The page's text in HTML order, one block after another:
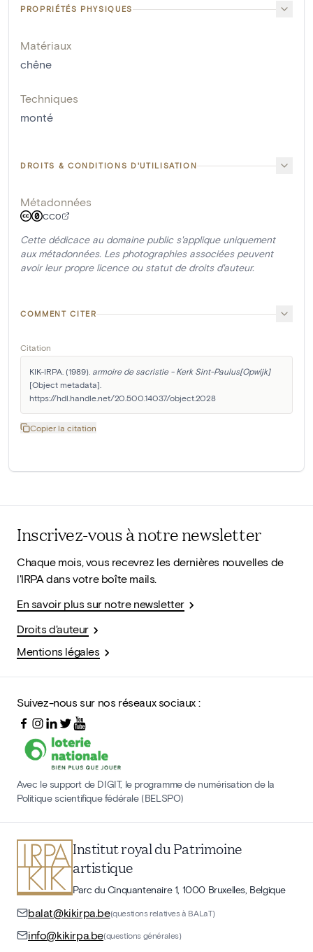
PROPRIÉTÉS PHYSIQUES
Matériaux
chêne
Techniques
monté
DROITS & CONDITIONS D'UTILISATION
Métadonnées
CC0
Cette dédicace au domaine public s'applique uniquement
aux métadonnées. Les photographies associées peuvent
avoir leur propre licence ou statut de droits d'auteur.
COMMENT CITER
Citation
KIK-IRPA. (1989). armoire de sacristie - Kerk Sint-Paulus[Opwijk]
[Object metadata].
https://hdl.handle.net/20.500.14037/object.2028
Copier la citation
Inscrivez-vous à notre newsletter
Chaque mois, vous recevrez les dernières nouvelles de
l'IRPA dans votre boîte mails.
En savoir plus sur notre newsletter
Droits d'auteur
Mentions légales
Suivez-nous sur nos réseaux sociaux :
Avec le support de DIGIT, le programme de numérisation de la
Politique scientifique fédérale (BELSPO)
Institut royal du Patrimoine
artistique
Parc du Cinquantenaire 1, 1000 Bruxelles, Belgique
balat@kikirpa.be(questions relatives à BALaT)
info@kikirpa.be(questions générales)